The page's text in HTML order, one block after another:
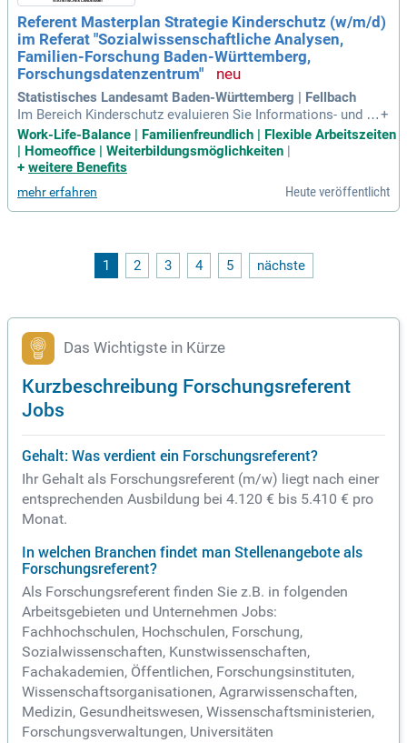
ng und Optimierung von Modellen sowie klinische Tests. Di
es bietet eine spannende Gelegenheit, die Zukunft der Chirur
gie durch innovative Technologien mitzugestalten.
Referent Masterplan Strategie Kinderschutz (w/m/d)
im Referat "Sozialwissenschaftliche Analysen,
Familien-Forschung Baden-Württemberg,
Forschungsdatenzentrum"
Statistisches Landesamt Baden-Württemberg | Fellbach
Im Bereich Kinderschutz evaluieren Sie Informations- und U
nterstützungsangebote, um Kommunen und Fachkräfte zu s
ensibilisieren. Dabei spielen Ihre Expertise in Planung, Politi
kwissenschaft oder Sozialpädagogik eine entscheidende Ro
attform und der Familienförderstrategie. Mit einem Abschlu
ss „gut“ oder besser und Erfahrung im MS-Office-Paket sind
hr Profil ab. Ihre Kommunikationsstärke und Flexibilität sind
essentielle Eigenschaften, die Sie in dieser verantwortungsv
+
Work-Life-Balance | Familienfreundlich | Flexible Arbeitszeiten
| Homeoffice | Weiterbildungsmöglichkeiten
+ weitere Benefits
mehr erfahren Heute veröffentlicht
1 2 3 4 5 nächste
Das Wichtigste in Kürze
Kurzbeschreibung Forschungsreferent
Jobs
Gehalt: Was verdient ein Forschungsreferent?
Ihr Gehalt als Forschungsreferent (m/w) liegt nach einer
entsprechenden Ausbildung bei 4.120 € bis 5.410 € pro
Monat.
In welchen Branchen findet man Stellenangebote als
Forschungsreferent?
Als Forschungsreferent finden Sie z.B. in folgenden
Arbeitsgebieten und Unternehmen Jobs:
Fachhochschulen, Hochschulen, Forschung,
Sozialwissenschaften, Kunstwissenschaften,
Fachakademien, Öffentlichen, Forschungsinstituten,
Wissenschaftsorganisationen, Agrarwissenschaften,
Medizin, Gesundheitswesen, Wissenschaftsministerien,
Forschungsverwaltungen, Universitäten